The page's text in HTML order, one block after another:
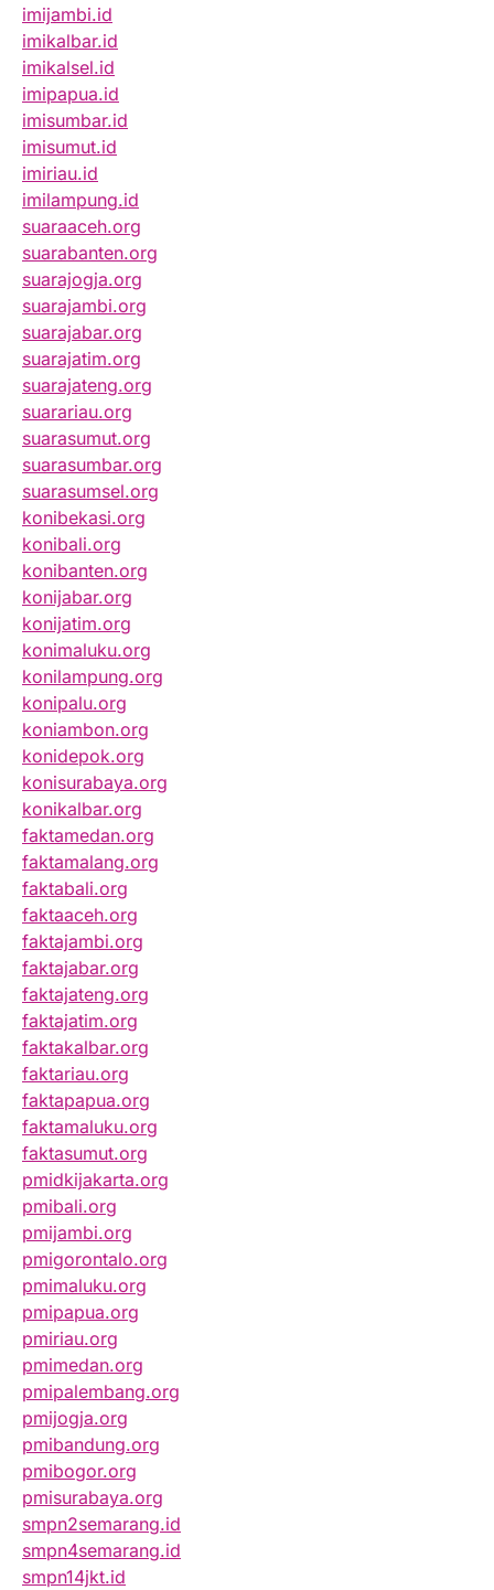
imijambi.id
imikalbar.id
imikalsel.id
imipapua.id
imisumbar.id
imisumut.id
imiriau.id
imilampung.id
suaraaceh.org
suarabanten.org
suarajogja.org
suarajambi.org
suarajabar.org
suarajatim.org
suarajateng.org
suarariau.org
suarasumut.org
suarasumbar.org
suarasumsel.org
konibekasi.org
konibali.org
konibanten.org
konijabar.org
konijatim.org
konimaluku.org
konilampung.org
konipalu.org
koniambon.org
konidepok.org
konisurabaya.org
konikalbar.org
faktamedan.org
faktamalang.org
faktabali.org
faktaaceh.org
faktajambi.org
faktajabar.org
faktajateng.org
faktajatim.org
faktakalbar.org
faktariau.org
faktapapua.org
faktamaluku.org
faktasumut.org
pmidkijakarta.org
pmibali.org
pmijambi.org
pmigorontalo.org
pmimaluku.org
pmipapua.org
pmiriau.org
pmimedan.org
pmipalembang.org
pmijogja.org
pmibandung.org
pmibogor.org
pmisurabaya.org
smpn2semarang.id
smpn4semarang.id
smpn14jkt.id